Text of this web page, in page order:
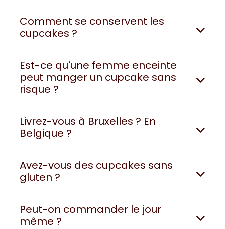
Comment se conservent les
cupcakes ?
Est-ce qu'une femme enceinte
peut manger un cupcake sans
risque ?
Livrez-vous à Bruxelles ? En
Belgique ?
Avez-vous des cupcakes sans
gluten ?
Peut-on commander le jour
même ?